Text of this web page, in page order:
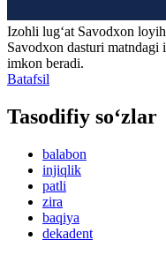
Izohli lugʻat Savodxon
Savodxon dasturi matndagi
imkon beradi.
Batafsil
Tasodifiy so‘zlar
balabon
injiqlik
patli
zira
baqiya
dekadent